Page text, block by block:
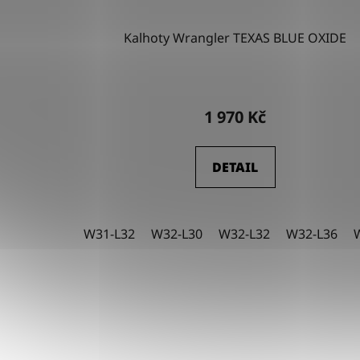
Kalhoty Wrangler TEXAS BLUE OXIDE
1 970 Kč
DETAIL
W31-L32 W32-L30 W32-L32 W32-L36